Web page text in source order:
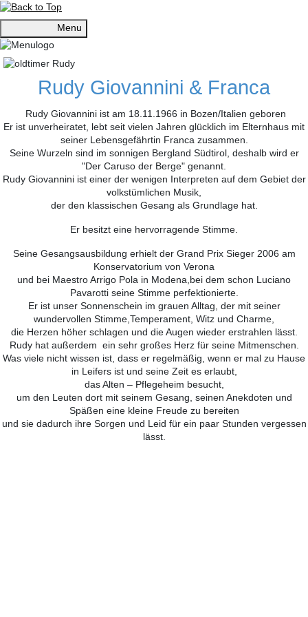
Menu
Rudy Giovannini & Franca
Rudy Giovannini ist am 18.11.1966 in Bozen/Italien geboren
Er ist unverheiratet, lebt seit vielen Jahren glücklich im Elternhaus mit
seiner Lebensgefährtin Franca zusammen.
Seine Wurzeln sind im sonnigen Bergland Südtirol, deshalb wird er
"Der Caruso der Berge" genannt.
Rudy Giovannini ist einer der wenigen Interpreten auf dem Gebiet der
volkstümlichen Musik,
der den klassischen Gesang als Grundlage hat.
Er besitzt eine hervorragende Stimme.
Seine Gesangsausbildung erhielt der Grand Prix Sieger 2006 am
Konservatorium von Verona
und bei Maestro Arrigo Pola in Modena,bei dem schon Luciano
Pavarotti seine Stimme perfektionierte.
Er ist unser Sonnenschein im grauen Alltag, der mit seiner
wundervollen Stimme,Temperament, Witz und Charme,
die Herzen höher schlagen und die Augen wieder erstrahlen lässt.
Rudy hat außerdem ein sehr großes Herz für seine Mitmenschen.
Was viele nicht wissen ist, dass er regelmäßig, wenn er mal zu Hause
in Leifers ist und seine Zeit es erlaubt,
das Alten – Pflegeheim besucht,
um den Leuten dort mit seinem Gesang, seinen Anekdoten und
Späßen eine kleine Freude zu bereiten
und sie dadurch ihre Sorgen und Leid für ein paar Stunden vergessen
lässt.